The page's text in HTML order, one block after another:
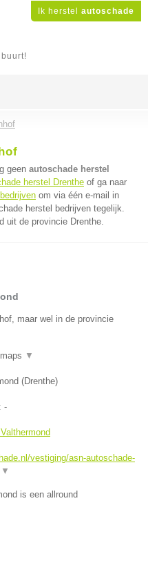
Ik herstel autoschade
geen autoschade herstel
herstel Drenthe of ga naar
om via één e-mail in
herstel bedrijven tegelijk.
uit de provincie Drenthe.
maar wel in de provincie
▼
(Drenthe)
-
vestiging/asn-autoschade-
▼
is een allround